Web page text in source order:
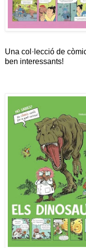
Una col·lecció de
ben interessants!